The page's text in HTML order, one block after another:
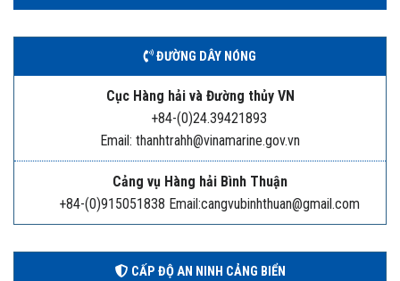
ĐƯỜNG DÂY NÓNG
Cục Hàng hải và Đường thủy VN
+84-(0)24.39421893
Email: thanhtrahh@vinamarine.gov.vn
Cảng vụ Hàng hải Bình Thuận
+84-(0)915051838 Email:cangvubinhthuan@gmail.com
CẤP ĐỘ AN NINH CẢNG BIỂN